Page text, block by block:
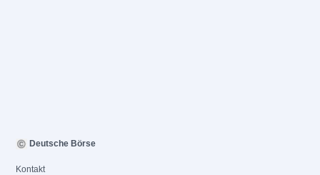
Deutsche Börse
Kontakt